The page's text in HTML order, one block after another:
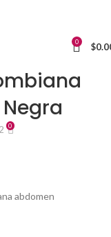
0 $
0
abdomen